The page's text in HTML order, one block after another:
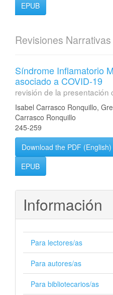
EPUB
Revisiones Narrativas
Síndrome Inflamatorio
asociado a COVID-19
revisión de la presentación
Isabel Carrasco Ronquillo,
Carrasco Ronquillo
245-259
Download the PDF (English)
EPUB
Información
Para lectores/as
Para autores/as
Para bibliotecarios/as